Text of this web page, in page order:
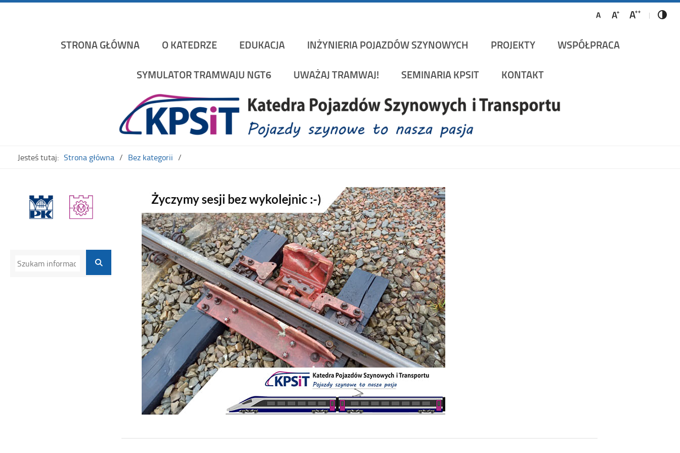
STRONA GŁÓWNA O KATEDRZE EDUKACJA INŻYNIERIA POJAZDÓW SZYNOWYCH PROJEKTY WSPÓŁPRACA
SYMULATOR TRAMWAJU NGT6 UWAŻAJ TRAMWAJ! SEMINARIA KPSIT KONTAKT
Jesteś tutaj: Strona główna Bez kategorii